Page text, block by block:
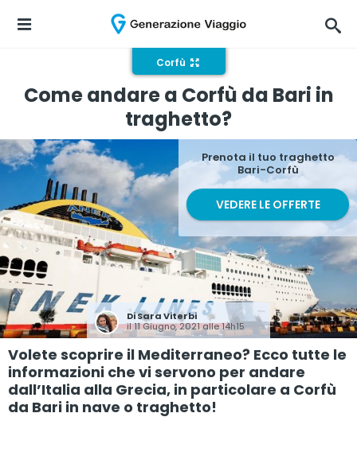
Corfù
Come andare a Corfù da Bari in
traghetto?
DiSara Viterbi
il 11 Giugno, 2021 alle 14h15
Prenota il tuo traghetto
Bari-Corfù
VEDERE LE OFFERTE
Volete scoprire il Mediterraneo? Ecco tutte le
informazioni che vi servono per andare
dall’Italia alla Grecia, in particolare a Corfù
da Bari in nave o traghetto!